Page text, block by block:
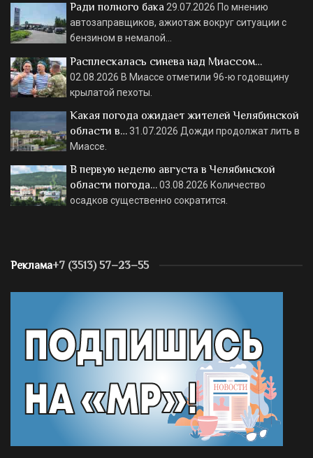
Ради полного бака 29.07.2026 По мнению
автозаправщиков, ажиотаж вокруг ситуации с
бензином в немалой…
Расплескалась синева над Миассом…
02.08.2026 В Миассе отметили 96-ю годовщину
крылатой пехоты.
Какая погода ожидает жителей Челябинской
области в…31.07.2026 Дожди продолжат лить в
Миассе.
В первую неделю августа в Челябинской
области погода…03.08.2026 Количество
осадков существенно сократится.
Реклама+7 (3513) 57–23–55